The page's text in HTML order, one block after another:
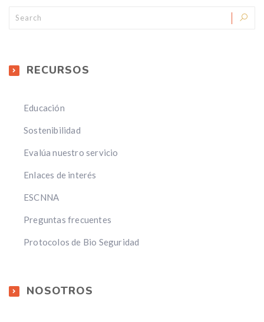
RECURSOS
Educación
Sostenibilidad
Evalúa nuestro servicio
Enlaces de interés
ESCNNA
Preguntas frecuentes
Protocolos de Bio Seguridad
NOSOTROS